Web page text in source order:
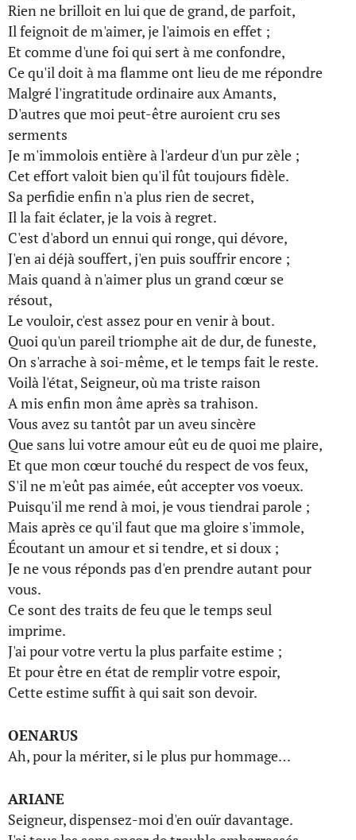
Rien ne brilloit en lui que de grand, de parfoit,
Il feignoit de m'aimer, je l'aimois en effet ;
Et comme d'une foi qui sert à me confondre,
Ce qu'il doit à ma flamme ont lieu de me répondre
Malgré l'ingratitude ordinaire aux Amants,
D'autres que moi peut-être auroient cru ses
serments
Je m'immolois entière à l'ardeur d'un pur zèle ;
Cet effort valoit bien qu'il fût toujours fidèle.
Sa perfidie enfin n'a plus rien de secret,
Il la fait éclater, je la vois à regret.
C'est d'abord un ennui qui ronge, qui dévore,
J'en ai déjà souffert, j'en puis souffrir encore ;
Mais quand à n'aimer plus un grand cœur se
résout,
Le vouloir, c'est assez pour en venir à bout.
Quoi qu'un pareil triomphe ait de dur, de funeste,
On s'arrache à soi-même, et le temps fait le reste.
Voilà l'état, Seigneur, où ma triste raison
A mis enfin mon âme après sa trahison.
Vous avez su tantôt par un aveu sincère
Que sans lui votre amour eût eu de quoi me plaire,
Et que mon cœur touché du respect de vos feux,
S'il ne m'eût pas aimée, eût accepter vos voeux.
Puisqu'il me rend à moi, je vous tiendrai parole ;
Mais après ce qu'il faut que ma gloire s'immole,
Écoutant un amour et si tendre, et si doux ;
Je ne vous réponds pas d'en prendre autant pour
vous.
Ce sont des traits de feu que le temps seul
imprime.
J'ai pour votre vertu la plus parfaite estime ;
Et pour être en état de remplir votre espoir,
Cette estime suffit à qui sait son devoir.
OENARUS
Ah, pour la mériter, si le plus pur hommage…
ARIANE
Seigneur, dispensez-moi d'en ouïr davantage.